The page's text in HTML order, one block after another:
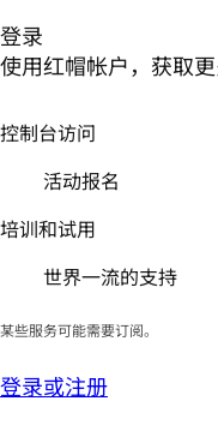
登录
使用红帽帐户，获取更
控制台访问
活动报名
培训和试用
世界一流的支持
某些服务可能需要订阅。
登录或注册